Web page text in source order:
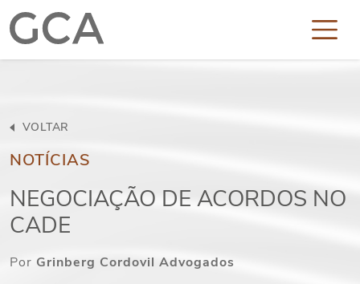
NOTÍCIAS
VOLTAR
NEGOCIAÇÃO DE ACORDOS NO
CADE
Por Grinberg Cordovil Advogados